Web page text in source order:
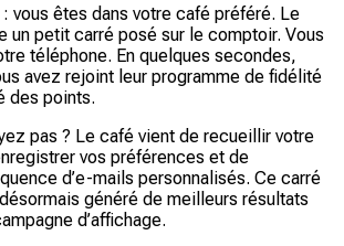
vous êtes dans votre café préféré. Le
un petit carré posé sur le comptoir. Vous
téléphone. En quelques secondes,
avez rejoint leur programme de fidélité
des points.
pas ? Le café vient de recueillir votre
vos préférences et de
d’e-mails personnalisés. Ce carré
généré de meilleurs résultats
d’affichage.